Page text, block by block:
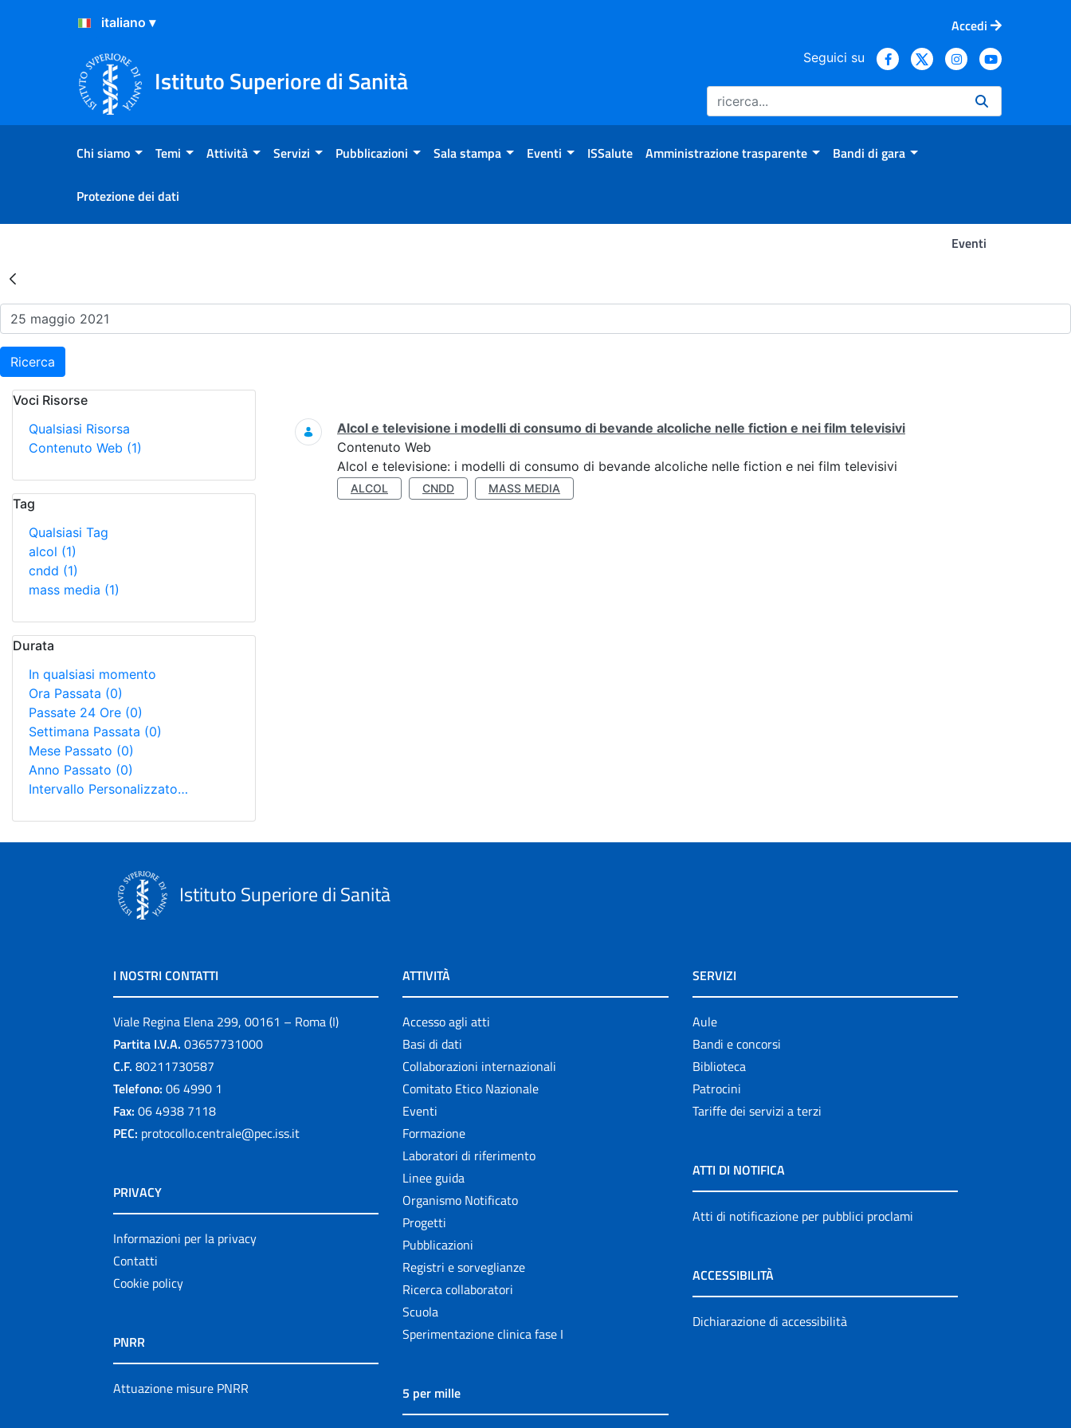
Salta al Contenuto
Salta al Footer
Accedi
Istituto Superiore di Sanità
Seguici su
Chi siamo Temi Attività Servizi Pubblicazioni Sala stampa Eventi ISSalute Amministrazione trasparente Bandi di gara
Protezione dei dati
Eventi
Risultati della Ricerca - Eventi
Ricerca
Voci Risorse
Qualsiasi Risorsa
Contenuto Web (1)
Tag
Qualsiasi Tag
alcol (1)
cndd (1)
mass media (1)
Durata
In qualsiasi momento
Ora Passata (0)
Passate 24 Ore (0)
Settimana Passata (0)
Mese Passato (0)
Anno Passato (0)
Intervallo Personalizzato…
Ricerca
Alcol e televisione i modelli di consumo di bevande alcoliche nelle fiction e nei film televisivi
Contenuto Web
Alcol e televisione: i modelli di consumo di bevande alcoliche nelle fiction e nei film televisivi
ALCOL CNDD MASS MEDIA
Istituto Superiore di Sanità
I NOSTRI CONTATTI
Viale Regina Elena 299, 00161 – Roma (I)
Partita I.V.A. 03657731000
C.F. 80211730587
Telefono: 06 4990 1
Fax: 06 4938 7118
PEC: protocollo.centrale@pec.iss.it
PRIVACY
Informazioni per la privacy
Contatti
Cookie policy
PNRR
Attuazione misure PNRR
ATTIVITÀ
Accesso agli atti
Basi di dati
Collaborazioni internazionali
Comitato Etico Nazionale
Eventi
Formazione
Laboratori di riferimento
Linee guida
Organismo Notificato
Progetti
Pubblicazioni
Registri e sorveglianze
Ricerca collaboratori
Scuola
Sperimentazione clinica fase I
5 per mille
SERVIZI
Aule
Bandi e concorsi
Biblioteca
Patrocini
Tariffe dei servizi a terzi
ATTI DI NOTIFICA
Atti di notificazione per pubblici proclami
ACCESSIBILITÀ
Dichiarazione di accessibilità